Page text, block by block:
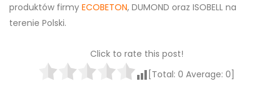
produktów firmy ECOBETON, DUMOND oraz ISOBELL na
terenie Polski.
Click to rate this post!
[Total: 0 Average: 0]